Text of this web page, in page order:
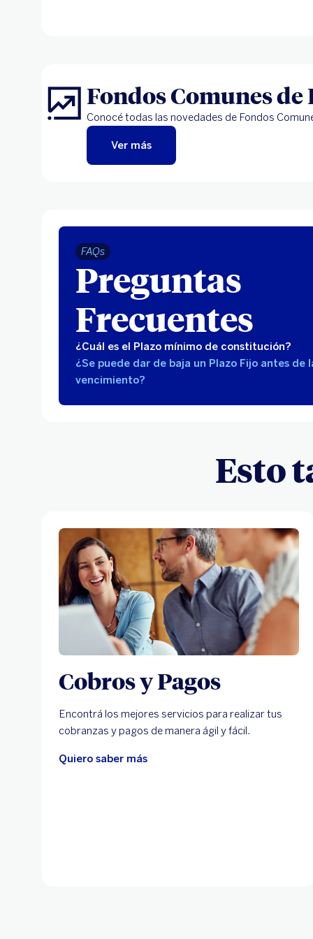
Fondos Comunes
Conocé todas las novedades de Fondos
Ver más
FAQs
Preguntas
Frecuentes
¿Cuál es el Plazo mínimo de constitución?
¿Se puede dar de baja un Plazo Fijo antes de
vencimiento?
Esto
Cobros y Pagos
Encontrá los mejores servicios para realizar tus
cobranzas y pagos de manera ágil y fácil.
Quiero saber más